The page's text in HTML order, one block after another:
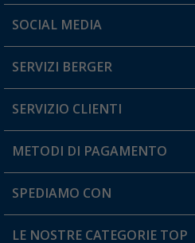
Orari di apertura del servizio:
Hai una domanda?
SOCIAL MEDIA
SERVIZI BERGER
Diventare rivenditori
Il mio Account
Carta fedeltà Berger
SERVIZIO CLIENTI
Informazioni sulla spedizione
Resi
METODI DI PAGAMENTO
SPEDIAMO CON
LE NOSTRE CATEGORIE TOP